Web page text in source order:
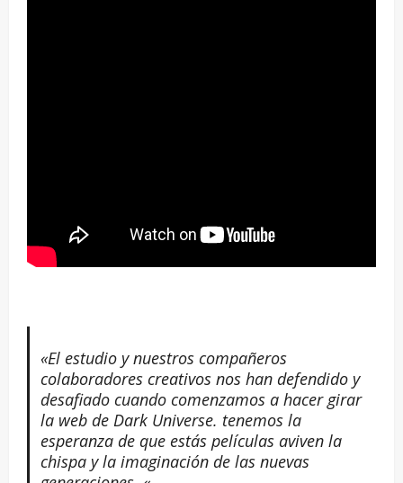
«El estudio y nuestros compañeros
colaboradores creativos nos han defendido y
desafiado cuando comenzamos a hacer girar
la web de Dark Universe. tenemos la
esperanza de que estás películas aviven la
chispa y la imaginación de las nuevas